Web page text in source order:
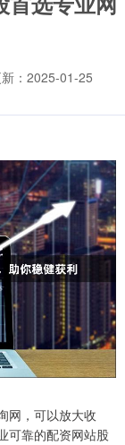
：2025-01-25
网，可以放大收
可靠的配资网站股